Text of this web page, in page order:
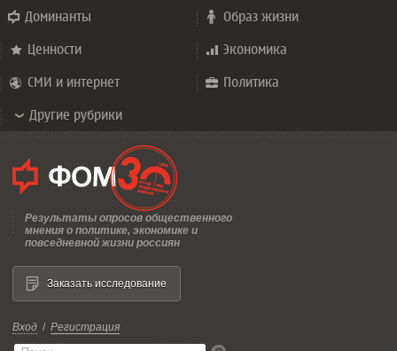
Доминанты Образ жизни
Ценности Экономика
СМИ и интернет Политика
Другие рубрики
Результаты опросов общественного
мнения о политике, экономике и
повседневной жизни россиян
Вход / Регистрация
Заказать исследование